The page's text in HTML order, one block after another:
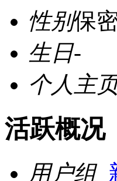
性别保
生日-
个人主
活跃概况
用户组